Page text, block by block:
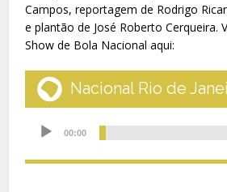
Campos, reportagem de Rodrigo
e plantão de José Roberto Cerqueira.
Show de Bola Nacional aqui: